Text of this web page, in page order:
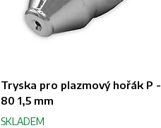
Tryska pro plazmový hořák P -
80 1,5 mm
SKLADEM